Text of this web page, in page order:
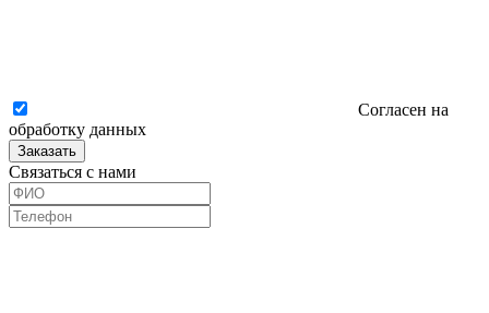
Согласен на
обработку данных
Заказать
Связаться с нами